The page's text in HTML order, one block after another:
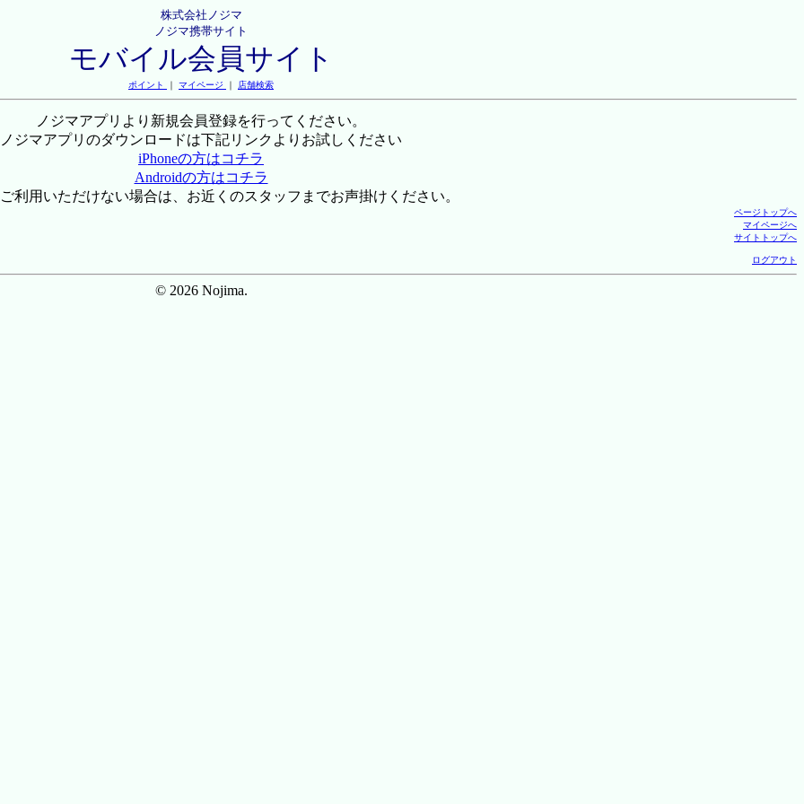
株式会社ノジマ
ノジマ携帯サイト
モバイル会員サイト
ポイント ｜ マイページ ｜ 店舗検索
ノジマアプリより新規会員登録を行ってください。
ノジマアプリのダウンロードは下記リンクよりお試しください
iPhoneの方はコチラ
Androidの方はコチラ
利用いただけない場合は、お近くのスタッフまでお声掛けください。
ページトップへ
マイページへ
サイトトップへ
ログアウト
© 2026 Nojima.